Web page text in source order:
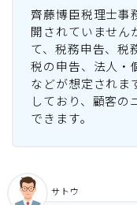
齊藤博臣税理士事
開されていません
て、税務申告、税
税の申告、法人・
などが想定されま
しており、顧客
できます。
サトウ